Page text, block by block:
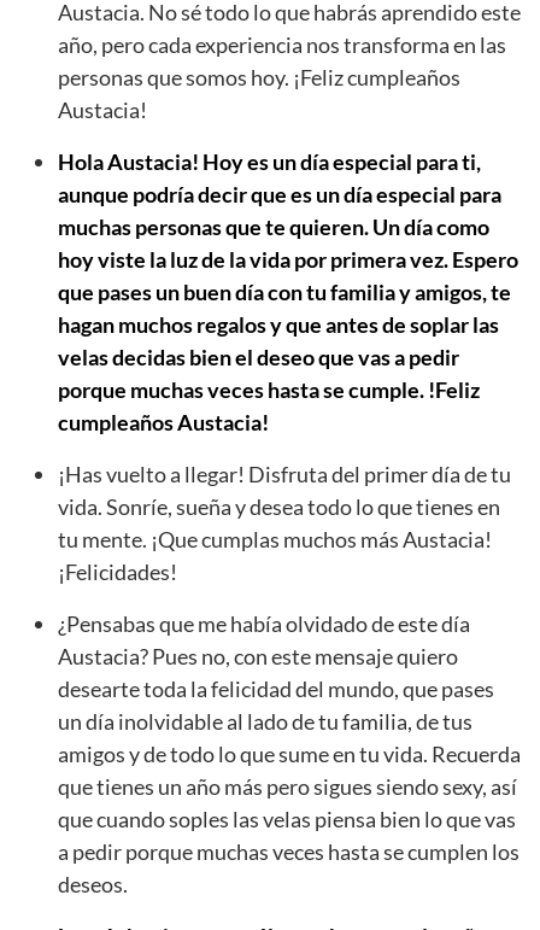
Austacia. No sé todo lo que habrás aprendido este
año, pero cada experiencia nos transforma en las
personas que somos hoy. ¡Feliz cumpleaños
Austacia!
Hola Austacia! Hoy es un día especial para ti,
aunque podría decir que es un día especial para
muchas personas que te quieren. Un día como
hoy viste la luz de la vida por primera vez. Espero
que pases un buen día con tu familia y amigos, te
hagan muchos regalos y que antes de soplar las
velas decidas bien el deseo que vas a pedir
porque muchas veces hasta se cumple. !Feliz
cumpleaños Austacia!
¡Has vuelto a llegar! Disfruta del primer día de tu
vida. Sonríe, sueña y desea todo lo que tienes en
tu mente. ¡Que cumplas muchos más Austacia!
¡Felicidades!
¿Pensabas que me había olvidado de este día
Austacia? Pues no, con este mensaje quiero
desearte toda la felicidad del mundo, que pases
un día inolvidable al lado de tu familia, de tus
amigos y de todo lo que sume en tu vida. Recuerda
que tienes un año más pero sigues siendo sexy, así
que cuando soples las velas piensa bien lo que vas
a pedir porque muchas veces hasta se cumplen los
deseos.